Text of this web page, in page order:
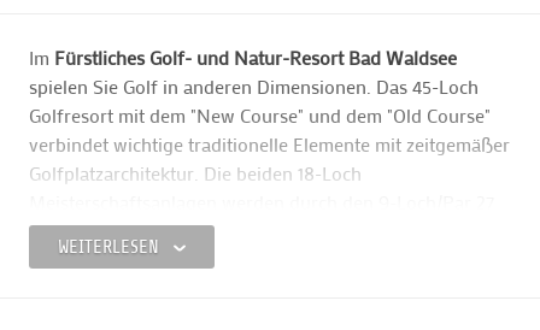
Im Fürstliches Golf- und Natur-Resort Bad Waldsee
spielen Sie Golf in anderen Dimensionen. Das 45-Loch
Golfresort mit dem "New Course" und dem "Old Course"
verbindet wichtige traditionelle Elemente mit zeitgemäßer
Golfplatzarchitektur. Die beiden 18-Loch
Platz ideal ergänzt. Er eignet sich für die ganze Familie,
für Golf-Einsteiger und wird vorwiegend von der
WEITERLESEN